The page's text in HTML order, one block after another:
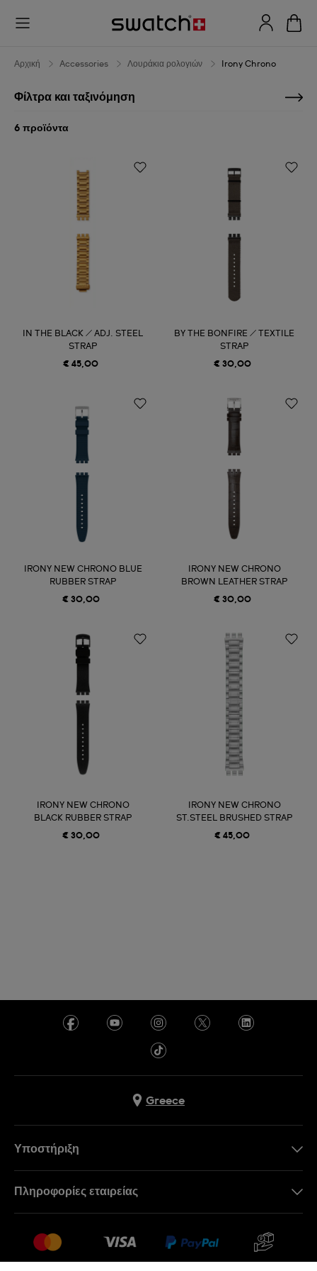
Irony
Αρχική Accessories Λουράκια ρολογιών Irony Chrono
Φίλτρα και ταξινόμηση
6 προϊόντα
IN THE BLACK / ADJ. STEEL
STRAP
€ 45,00
BY THE BONFIRE / TEXTILE
STRAP
€ 30,00
IRONY NEW CHRONO BLUE
RUBBER STRAP
€ 30,00
IRONY NEW CHRONO
BROWN LEATHER STRAP
€ 30,00
IRONY NEW CHRONO
BLACK RUBBER STRAP
€ 30,00
IRONY NEW CHRONO
ST.STEEL BRUSHED STRAP
€ 45,00
Greece
Υποστήριξη
Επιστροφές
Πληροφορίες εταιρείας
Θέσεις Εργασίας